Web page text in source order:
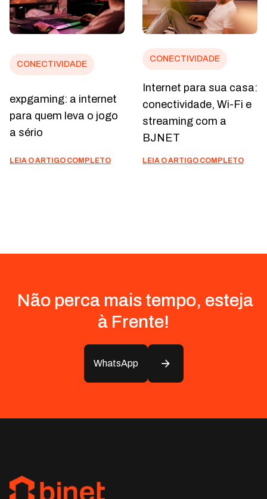
conectividade, Wi-Fi e
streaming com a
BJNET
LEIA O ARTIGO COMPLETO
CONECTIVIDADE
BJ Móvel: conexão
para acompanhar sua
rotina onde você
estiver
LEIA O ARTIGO COMPLETO
Não perca mais tempo, esteja
à Frente!
WhatsApp